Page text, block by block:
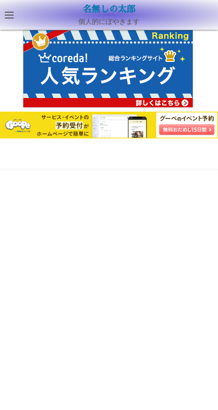
名無しの太郎
個人的にぼやきます